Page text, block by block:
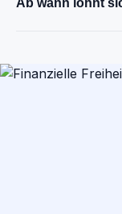
Ab wann lohnt